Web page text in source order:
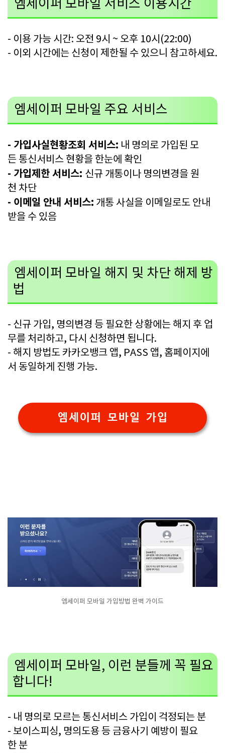
엠세이퍼 모바일 서비스 이용시간
- 이용 가능 시간: 오전 9시 ~ 오후 10시(22:00)
- 이외 시간에는 신청이 제한될 수 있으니 참고하세요.
엠세이퍼 모바일 주요 서비스
- 가입사실현황조회 서비스: 내 명의로 가입된 모
든 통신서비스 현황을 한눈에 확인
- 가입제한 서비스: 신규 개통이나 명의변경을 원
천 차단
- 이메일 안내 서비스: 개통 사실을 이메일로도 안내
받을 수 있음
엠세이퍼 모바일 해지 및 차단 해제 방
법
- 신규 가입, 명의변경 등 필요한 상황에는 해지 후 업
무를 처리하고, 다시 신청하면 됩니다.
- 해지 방법도 카카오뱅크 앱, PASS 앱, 홈페이지에
서 동일하게 진행 가능.
엠세이퍼 모바일 가입
엠세이퍼 모바일 가입방법 완벽 가이드
엠세이퍼 모바일, 이런 분들께 꼭 필요
합니다!
- 내 명의로 모르는 통신서비스 가입이 걱정되는 분
- 보이스피싱, 명의도용 등 금융사기 예방이 필요
한 분